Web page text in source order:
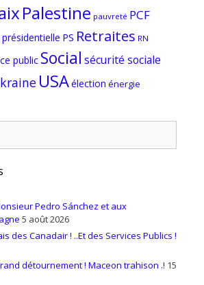
Palestine pauvreté PCF
présidentielle PS Retraites RN
public Social sécurité sociale
USAélection énergie
Pedro Sánchez et aux
5 août 2026
des Canadair ! ..Et des Services Publics !
détournement ! Maceon trahison .! 15